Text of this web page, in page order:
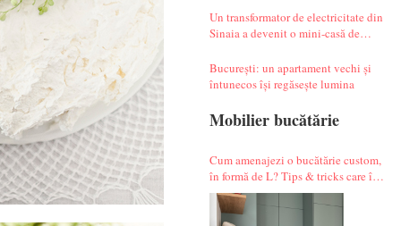
Un transformator de electricitate din
Sinaia a devenit o mini-casă de
București: un apartament vechi și
întunecos își regăsește lumina
Mobilier bucătărie
Cum amenajezi o bucătărie custom,
în formă de L? Tips & tricks care îți
fac alegerile mai simple.